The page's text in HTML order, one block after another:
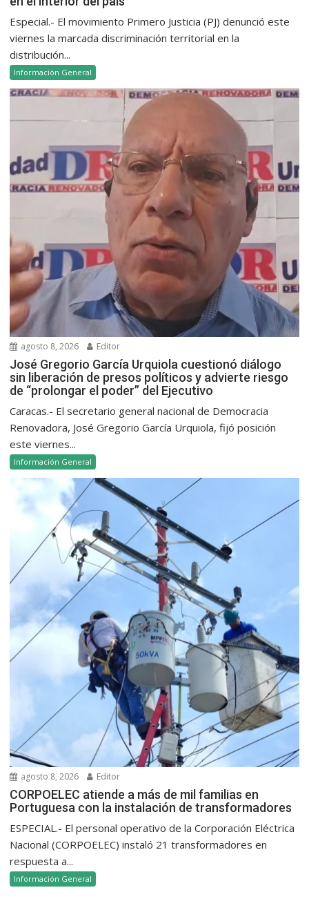
Especial.- El movimiento Primero Justicia (PJ) denunció este
viernes la marcada discriminación territorial en la
distribución...
Información General
agosto 8, 2026 Editor
José Gregorio García Urquiola cuestionó diálogo
sin liberación de presos políticos y advierte riesgo
de “prolongar el poder” del Ejecutivo
Caracas.- El secretario general nacional de Democracia
Renovadora, José Gregorio García Urquiola, fijó posición
este viernes...
Información General
agosto 8, 2026 Editor
CORPOELEC atiende a más de mil familias en
Portuguesa con la instalación de transformadores
ESPECIAL.- El personal operativo de la Corporación Eléctrica
Nacional (CORPOELEC) instaló 21 transformadores en
respuesta a...
Información General